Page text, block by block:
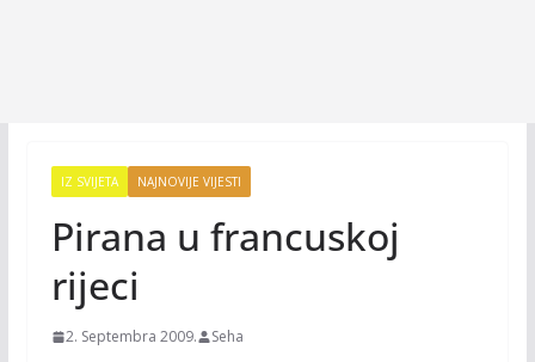
IZ SVIJETA NAJNOVIJE VIJESTI
Pirana u francuskoj
rijeci
2. Septembra 2009. Seha